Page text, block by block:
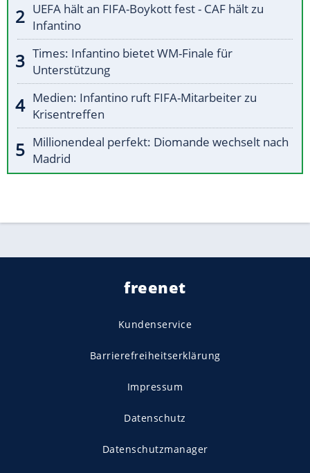
UEFA hält an FIFA-Boykott fest - CAF hält zu
Infantino
Times: Infantino bietet WM-Finale für
Unterstützung
Medien: Infantino ruft FIFA-Mitarbeiter zu
Krisentreffen
Millionendeal perfekt: Diomande wechselt nach
Madrid
freenet
Kundenservice
Barrierefreiheitserklärung
Impressum
Datenschutz
Datenschutzmanager